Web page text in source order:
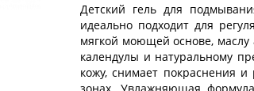
Детский гель для
идеально подходит для
мягкой моющей основе,
календулы и натуральному
кожу, снимает покраснения